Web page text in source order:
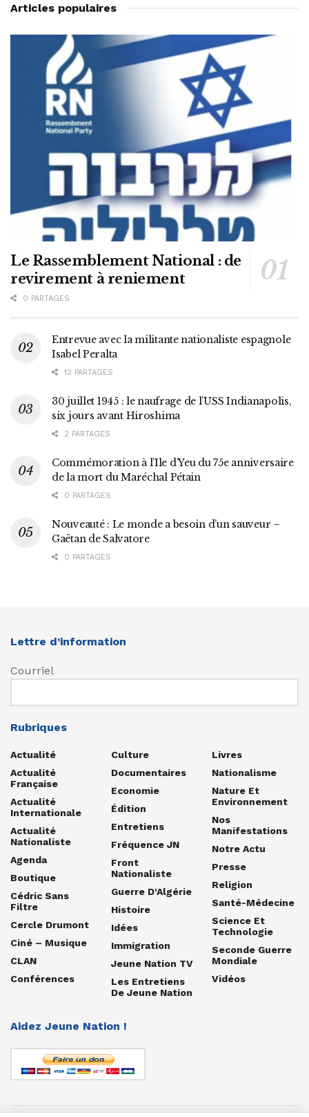
Articles populaires
Le Rassemblement National : de
revirement à reniement
0 PARTAGES
Entrevue avec la militante nationaliste espagnole
Isabel Peralta
12 PARTAGES
30 juillet 1945 : le naufrage de l’USS Indianapolis,
six jours avant Hiroshima
2 PARTAGES
Commémoration à l’Ile d’Yeu du 75e anniversaire
de la mort du Maréchal Pétain
0 PARTAGES
Nouveauté : Le monde a besoin d’un sauveur –
Gaëtan de Salvatore
0 PARTAGES
Lettre d’information
Courriel
Rubriques
Actualité
Actualité
Française
Actualité
Internationale
Actualité
Nationaliste
Agenda
Boutique
Cédric Sans
Filtre
Cercle Drumont
Ciné – Musique
CLAN
Conférences
Culture
Documentaires
Economie
Édition
Entretiens
Fréquence JN
Front
Nationaliste
Guerre D'Algérie
Histoire
Idées
Immigration
Jeune Nation TV
Les Entretiens
De Jeune Nation
Livres
Nationalisme
Nature Et
Environnement
Nos
Manifestations
Notre Actu
Presse
Religion
Santé-Médecine
Science Et
Technologie
Seconde Guerre
Mondiale
Vidéos
Aidez Jeune Nation !